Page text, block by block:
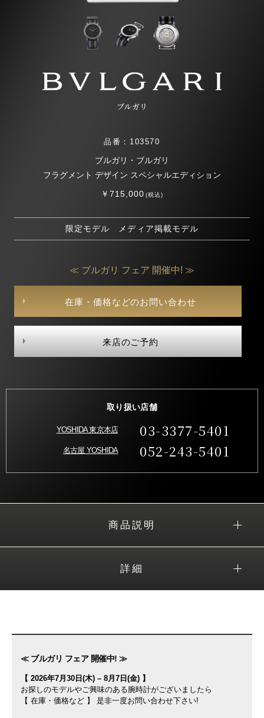
ブルガリ
品番：103570
ブルガリ・ブルガリ
フラグメント デザイン スペシャルエディション
￥715,000(税込)
限定モデル メディア掲載モデル
≪ ブルガリ フェア 開催中! ≫
在庫・価格などのお問い合わせ
来店のご予約
取り扱い店舗
YOSHIDA 東京本店 03-3377-5401
名古屋 YOSHIDA 052-243-5401
商品説明
詳細
≪ ブルガリ フェア 開催中! ≫
【 2026年7月30日(木) – 8月7日(金) 】
お探しのモデルやご興味のある腕時計がございましたら
【 在庫・価格など 】 是非一度お問い合わせ下さい!